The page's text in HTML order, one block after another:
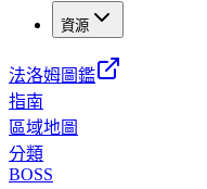
資源
法洛姆圖鑑
指南
區域地圖
分類
BOSS